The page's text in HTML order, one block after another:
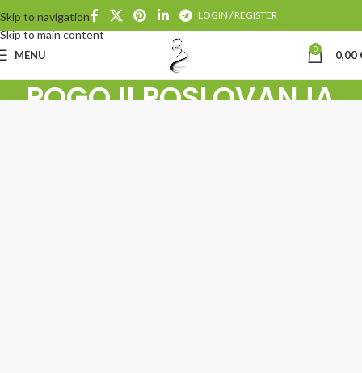
Skip to navigation
Skip to main content
LOGIN / REGISTER
MENU 0 0,00
POGOJI POSLOVANJA